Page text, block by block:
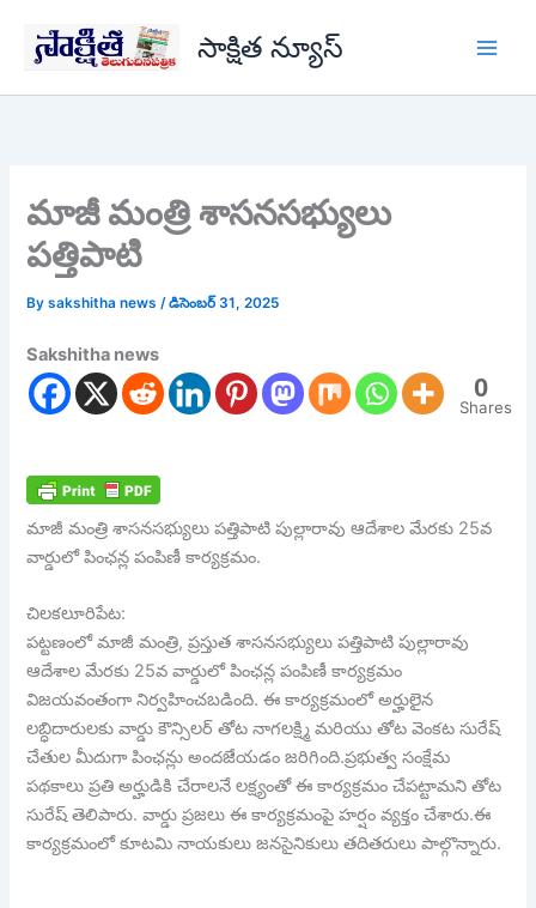
content
సాక్షిత న్యూస్
మాజీ మంత్రి శాసనసభ్యులు
పత్తిపాటి
Bysakshitha news/డిసెంబర్ 31, 2025
Sakshitha news
0
Shares
మాజీ మంత్రి శాసనసభ్యులు పత్తిపాటి పుల్లారావు ఆదేశాల మేరకు 25వ
వార్డులో పింఛన్ల పంపిణీ కార్యక్రమం.
చిలకలూరిపేట:
పట్టణంలో మాజీ మంత్రి, ప్రస్తుత శాసనసభ్యులు పత్తిపాటి పుల్లారావు
ఆదేశాల మేరకు 25వ వార్డులో పింఛన్ల పంపిణీ కార్యక్రమం
విజయవంతంగా నిర్వహించబడింది. ఈ కార్యక్రమంలో అర్హులైన
లబ్ధిదారులకు వార్డు కౌన్సిలర్ తోట నాగలక్ష్మి మరియు తోట వెంకట సురేష్
చేతుల మీదుగా పింఛన్లు అందజేయడం జరిగింది.ప్రభుత్వ సంక్షేమ
పథకాలు ప్రతి అర్హుడికి చేరాలనే లక్ష్యంతో ఈ కార్యక్రమం చేపట్టామని తోట
సురేష్ తెలిపారు. వార్డు ప్రజలు ఈ కార్యక్రమంపై హర్షం వ్యక్తం చేశారు.ఈ
కార్యక్రమంలో కూటమి నాయకులు జనసైనికులు తదితరులు పాల్గొన్నారు.